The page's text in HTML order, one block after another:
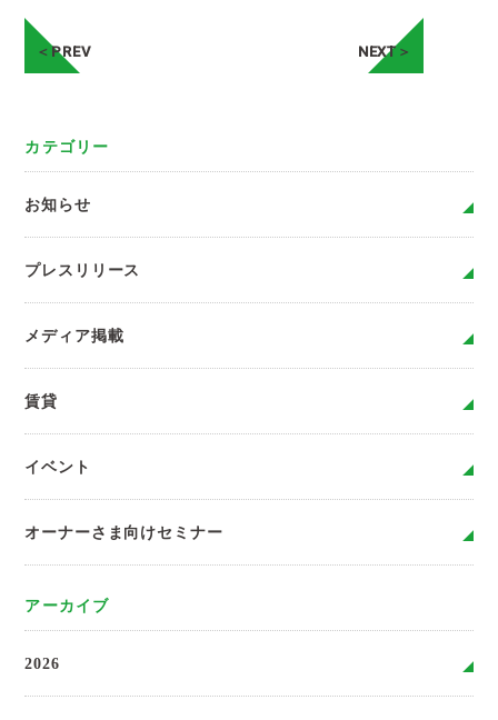
＜PREV NEXT＞
カテゴリー
お知らせ
プレスリリース
メディア掲載
賃貸
イベント
オーナーさま向けセミナー
アーカイブ
2026